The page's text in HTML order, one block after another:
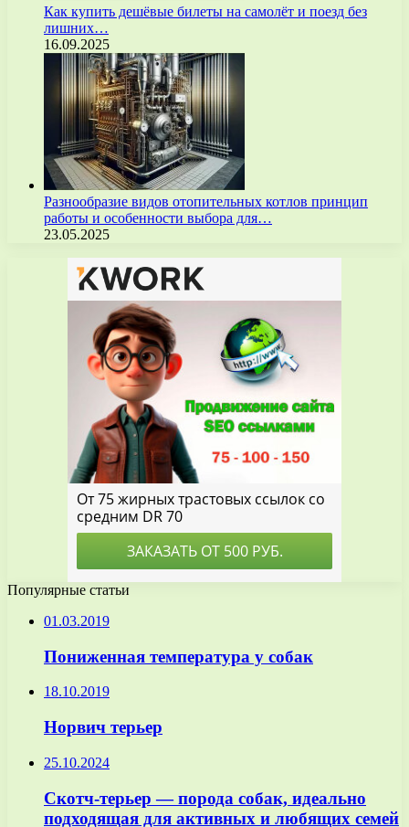
Как купить дешёвые билеты на самолёт и поезд без
лишних…
16.09.2025
Разнообразие видов отопительных котлов принцип
работы и особенности выбора для…
23.05.2025
Популярные статьи
01.03.2019
Пониженная температура у собак
18.10.2019
Норвич терьер
25.10.2024
Скотч-терьер — порода собак, идеально
подходящая для активных и любящих семей